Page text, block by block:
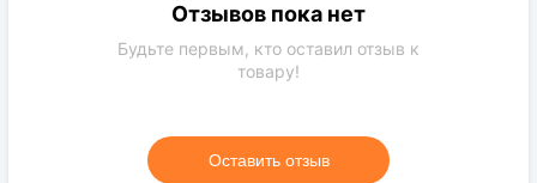
Отзывов пока нет
Будьте первым, кто оставил отзыв к
товару!
Оставить отзыв